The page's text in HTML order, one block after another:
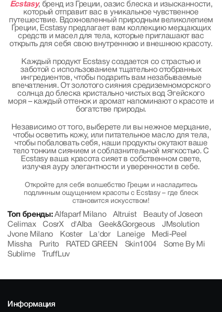
Ecstasy, бренд из Греции, оазис блеска и изысканности,
который отправит вас в уникальное чувственное
путешествие. Вдохновленный природным великолепием
Греции, Ecstasy предлагает вам коллекцию мерцающих
средств и масел для тела, которые приглашают вас
открыть для себя свою внутреннюю и внешнюю красоту.
Каждый продукт Ecstasy создается со страстью и
заботой с использованием тщательно отобранных
ингредиентов, чтобы подарить вам незабываемые
впечатления. От золотого сияния средиземноморского
солнца до блеска кристально чистых вод Эгейского
моря – каждый оттенок и аромат напоминают о красоте и
богатстве природы.
Независимо от того, выберете ли вы нежное мерцание,
чтобы осветить кожу, или питательное масло для тела,
чтобы побаловать себя, наши продукты окутают ваше
тело тонким сиянием и соблазнительной мягкостью. С
Ecstasy ваша красота сияет в собственном свете,
излучая ауру элегантности и уверенности в себе.
Откройте для себя волшебство Греции и насладитесь
подлинным ощущением красоты с Ecstasy – где блеск
становится искусством!
Топ бренды: Alfaparf Milano Altruist
Beauty of Joseon
Celimax
CosrX d'Alba Geek&Gorgeous
JMsolution
Jvone Milano
Koster La'dor Laneige
Medi-Peel
Missha
Purito RATED GREEN Skin1004
Some By Mi
Sublime
TruffLuv
Информация